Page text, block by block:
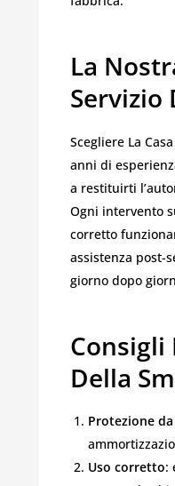
La
Servizio
Scegliere La
anni di
a restituirti
Ogni intervento
corretto
assistenza post-
giorno dopo
Consigli
Della
Protezione
Uso corretto: